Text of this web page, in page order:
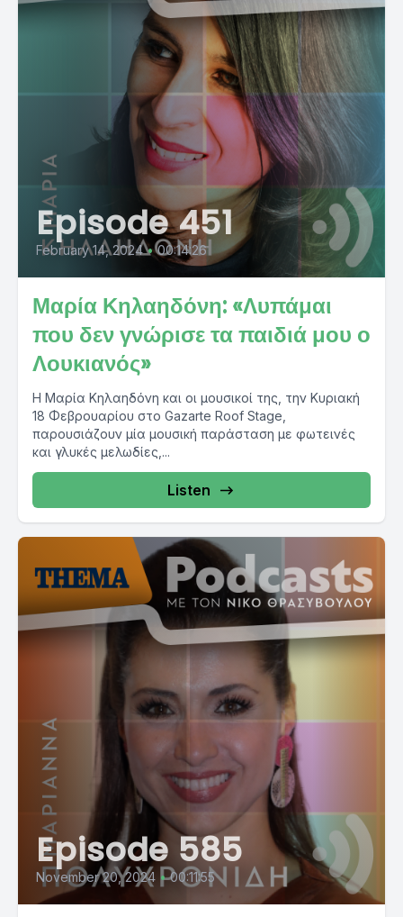
Episode 451
February 14, 2024 • 00:14:26
Μαρία Κηλαηδόνη: «Λυπάμαι
που δεν γνώρισε τα παιδιά μου ο
Λουκιανός»
Η Μαρία Κηλαηδόνη και οι μουσικοί της, την Κυριακή
18 Φεβρουαρίου στο Gazarte Roof Stage,
παρουσιάζουν μία μουσική παράσταση με φωτεινές
και γλυκές μελωδίες,...
Listen
Episode 585
November 20, 2024 • 00:11:55